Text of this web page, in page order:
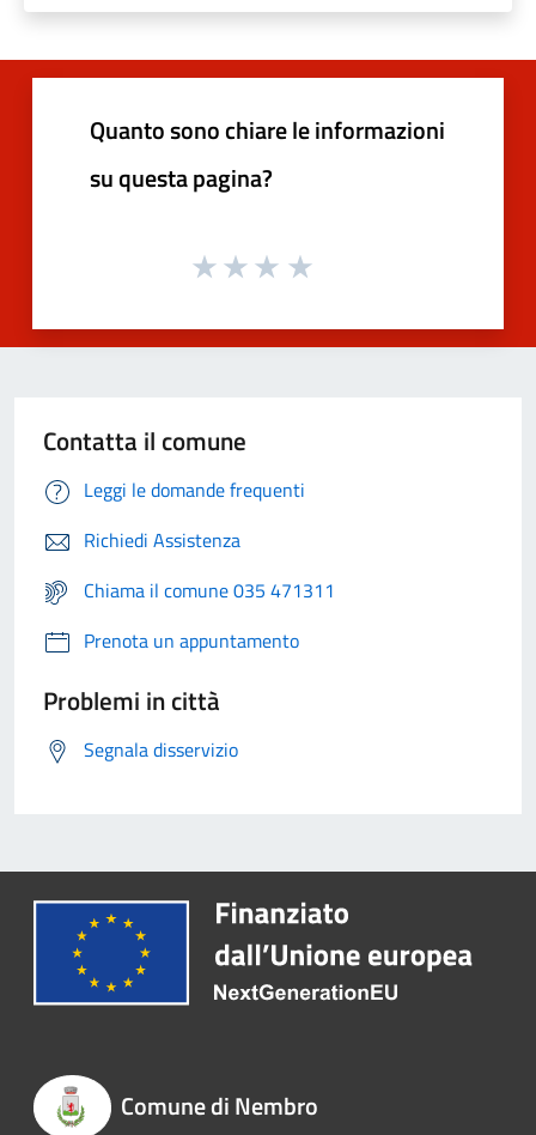
Quanto sono chiare le informazioni
su questa pagina?
Contatta il comune
Leggi le domande frequenti
Richiedi Assistenza
Chiama il comune 035 471311
Prenota un appuntamento
Problemi in città
Segnala disservizio
Comune di Nembro